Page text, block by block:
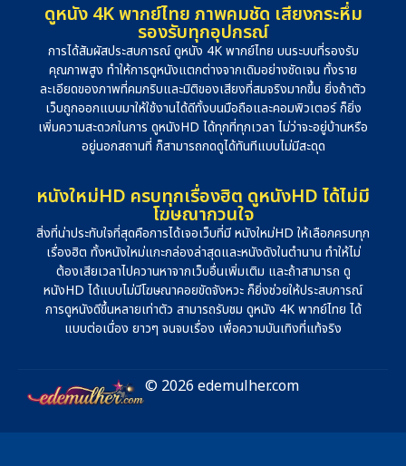
ดูหนัง 4K พากย์ไทย ภาพคมชัด เสียงกระหึ่ม
รองรับทุกอุปกรณ์
การได้สัมผัสประสบการณ์ ดูหนัง 4K พากย์ไทย บนระบบที่รองรับ
คุณภาพสูง ทำให้การดูหนังแตกต่างจากเดิมอย่างชัดเจน ทั้งราย
ละเอียดของภาพที่คมกริบและมิติของเสียงที่สมจริงมากขึ้น ยิ่งถ้าตัว
เว็บถูกออกแบบมาให้ใช้งานได้ดีทั้งบนมือถือและคอมพิวเตอร์ ก็ยิ่ง
เพิ่มความสะดวกในการ ดูหนังHD ได้ทุกที่ทุกเวลา ไม่ว่าจะอยู่บ้านหรือ
อยู่นอกสถานที่ ก็สามารถกดดูได้ทันทีแบบไม่มีสะดุด
หนังใหม่HD ครบทุกเรื่องฮิต ดูหนังHD ได้ไม่มี
โฆษณากวนใจ
สิ่งที่น่าประทับใจที่สุดคือการได้เจอเว็บที่มี หนังใหม่HD ให้เลือกครบทุก
เรื่องฮิต ทั้งหนังใหม่แกะกล่องล่าสุดและหนังดังในตำนาน ทำให้ไม่
ต้องเสียเวลาไปควานหาจากเว็บอื่นเพิ่มเติม และถ้าสามารถ ดู
หนังHD ได้แบบไม่มีโฆษณาคอยขัดจังหวะ ก็ยิ่งช่วยให้ประสบการณ์
การดูหนังดีขึ้นหลายเท่าตัว สามารถรับชม ดูหนัง 4K พากย์ไทย ได้
แบบต่อเนื่อง ยาวๆ จนจบเรื่อง เพื่อความบันเทิงที่แท้จริง
© 2026 edemulher.com